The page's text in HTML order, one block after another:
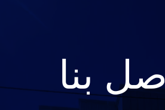
بنا